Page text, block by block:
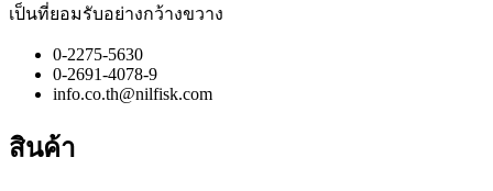
เป็นที่ยอมรับอย่างกว้างขวาง
0-2275-5630
0-2691-4078-9
info.co.th@nilfisk.com
สินค้า